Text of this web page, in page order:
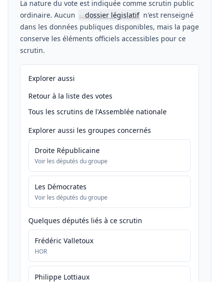
La nature du vote est indiquée comme scrutin public
ordinaire. Aucun
📖dossier législatif n'est renseigné
dans les données publiques disponibles, mais la page
conserve les éléments officiels accessibles pour ce
scrutin.
Explorer aussi
Retour à la liste des votes
Tous les scrutins de l'Assemblée nationale
Explorer aussi les groupes concernés
Droite Républicaine
Voir les députés du groupe
Les Démocrates
Voir les députés du groupe
Quelques députés liés à ce scrutin
Frédéric Valletoux
HOR
Philippe Lottiaux